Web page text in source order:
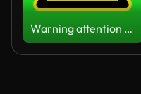
Warning attention yellow hazard message street sign 4k green screen caution animation